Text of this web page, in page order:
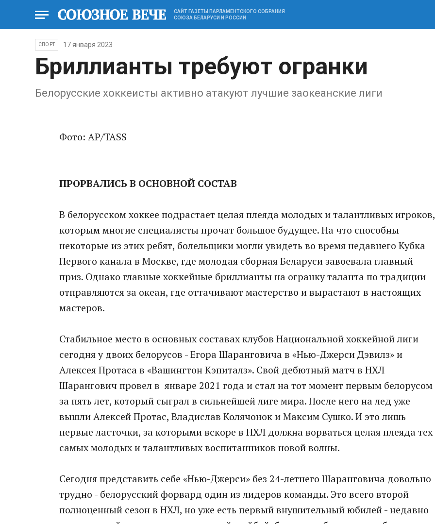
САЙТ ГАЗЕТЫ ПАРЛАМЕНТСКОГО СОБРАНИЯ
СОЮЗА БЕЛАРУСИ И РОССИИ
СПОРТ 17 января 2023
Бриллианты требуют огранки
Белорусские хоккеисты активно атакуют лучшие заокеанские лиги
Фото: AP/TASS
ПРОРВАЛИСЬ В ОСНОВНОЙ СОСТАВ
В белорусском хоккее подрастает целая плеяда молодых и талантливых игроков,
которым многие специалисты прочат большое будущее. На что способны
некоторые из этих ребят, болельщики могли увидеть во время недавнего Кубка
Первого канала в Москве, где молодая сборная Беларуси завоевала главный
приз. Однако главные хоккейные бриллианты на огранку таланта по традиции
отправляются за океан, где оттачивают мастерство и вырастают в настоящих
мастеров.
Стабильное место в основных составах клубов Национальной хоккейной лиги
сегодня у двоих белорусов - Егора Шаранговича в «Нью-Джерси Дэвилз» и
Алексея Протаса в «Вашингтон Кэпиталз». Свой дебютный матч в НХЛ
Шарангович провел в январе 2021 года и стал на тот момент первым белорусом
за пять лет, который сыграл в сильнейшей лиге мира. После него на лед уже
вышли Алексей Протас, Владислав Колячонок и Максим Сушко. И это лишь
первые ласточки, за которыми вскоре в НХЛ должна ворваться целая плеяда тех
самых молодых и талантливых воспитанников новой волны.
Сегодня представить себе «Нью-Джерси» без 24-летнего Шаранговича довольно
трудно - белорусский форвард один из лидеров команды. Это всего второй
полноценный сезон в НХЛ, но уже есть первый внушительный юбилей - недавно